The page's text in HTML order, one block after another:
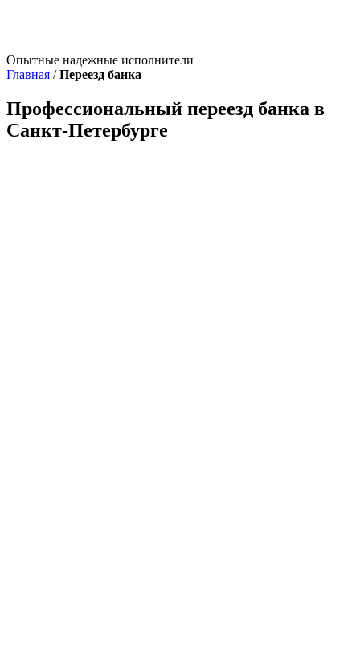
Опытные надежные исполнители
Главная /Переезд банка
Профессиональный переезд банка в
Санкт-Петербурге